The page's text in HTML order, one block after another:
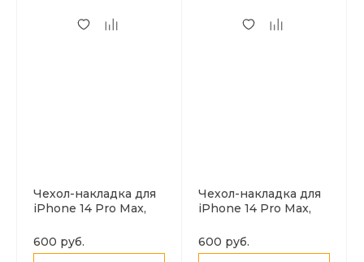
Чехол-накладка для
iPhone 14 Pro Max,
пурпурно-синий
600 руб.
Чехол-накладка для
iPhone 14 Pro Max,
черный
600 руб.